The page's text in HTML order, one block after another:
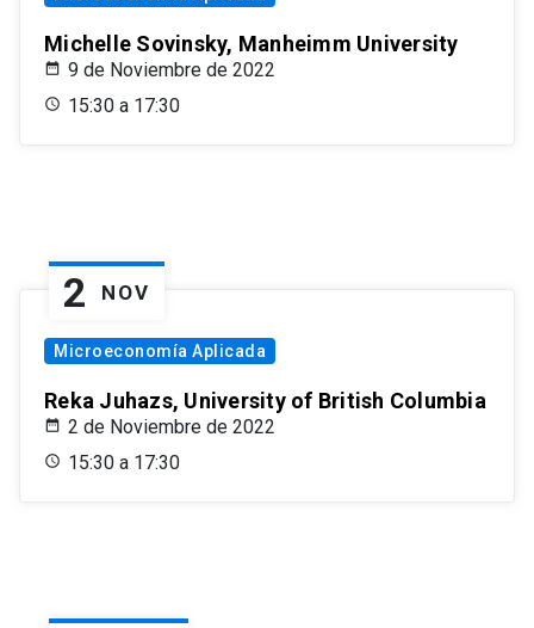
Michelle Sovinsky, Manheimm University
9 de Noviembre de 2022
15:30 a 17:30
2 NOV
Microeconomía Aplicada
Reka Juhazs, University of British Columbia
2 de Noviembre de 2022
15:30 a 17:30